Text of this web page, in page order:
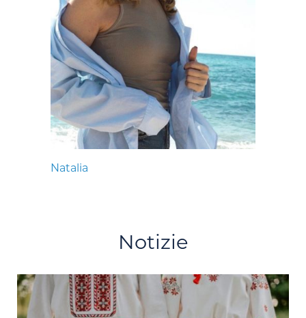
Natalia
Notizie